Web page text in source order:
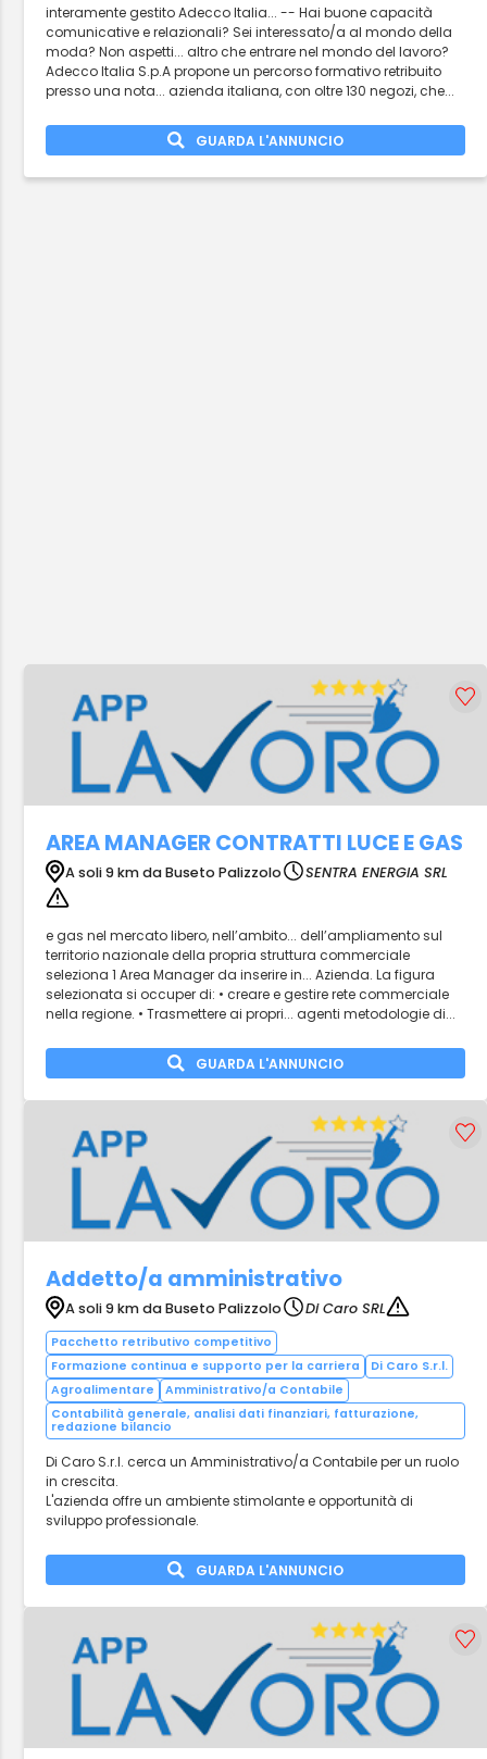
interamente gestito Adecco Italia... -- Hai buone capacità
comunicative e relazionali? Sei interessato/a al mondo della
moda? Non aspetti... altro che entrare nel mondo del lavoro?
Adecco Italia S.p.A propone un percorso formativo retribuito
presso una nota... azienda italiana, con oltre 130 negozi, che...
GUARDA L'ANNUNCIO
AREA MANAGER CONTRATTI LUCE E GAS
A soli 9 km da Buseto Palizzolo SENTRA ENERGIA SRL
e gas nel mercato libero, nell’ambito... dell’ampliamento sul
territorio nazionale della propria struttura commerciale
seleziona 1 Area Manager da inserire in... Azienda. La figura
selezionata si occuper di: • creare e gestire rete commerciale
nella regione. • Trasmettere ai propri... agenti metodologie di...
GUARDA L'ANNUNCIO
Addetto/a amministrativo
A soli 9 km da Buseto Palizzolo Di Caro SRL
Pacchetto retributivo competitivo
Formazione continua e supporto per la carriera
Di Caro S.r.l.
Agroalimentare
Amministrativo/a Contabile
Contabilità generale, analisi dati finanziari, fatturazione,
redazione bilancio
Di Caro S.r.l. cerca un Amministrativo/a Contabile per un ruolo
in crescita.
L'azienda offre un ambiente stimolante e opportunità di
sviluppo professionale.
GUARDA L'ANNUNCIO